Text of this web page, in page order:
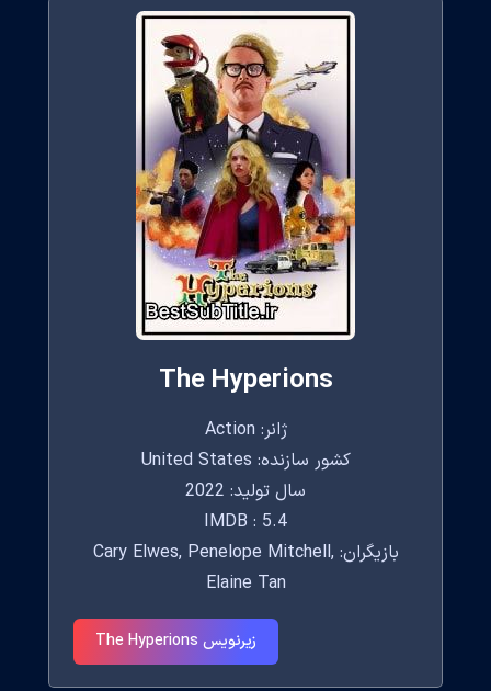
The Hyperions
ژانر: Action
کشور سازنده: United States
سال تولید: 2022
IMDB : 5.4
بازیگران: Cary Elwes, Penelope Mitchell,
Elaine Tan
زیرنویس The Hyperions